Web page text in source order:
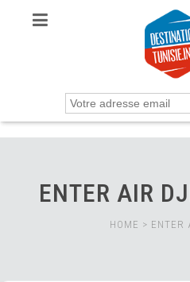
ENTER AIR
HOME > ENTER